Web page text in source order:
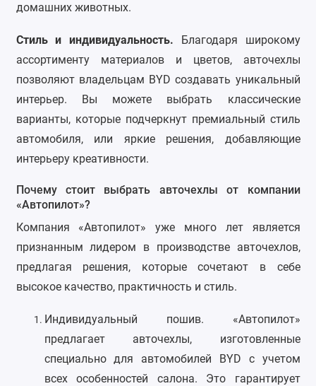
Iveco
JAC
Kaiyi
KIA
LADA
Land Rover
Lexus
Lifan
Mazda
Mercedes-Benz
Mini
домашних животных.
Стиль и индивидуальность. Благодаря широкому
ассортименту материалов и цветов, авточехлы
позволяют владельцам BYD создавать уникальный
интерьер. Вы можете выбрать классические
варианты, которые подчеркнут премиальный стиль
автомобиля, или яркие решения, добавляющие
интерьеру креативности.
Почему стоит выбрать авточехлы от компании
«Автопилот»?
Компания «Автопилот» уже много лет является
признанным лидером в производстве авточехлов,
предлагая решения, которые сочетают в себе
высокое качество, практичность и стиль.
Индивидуальный пошив.
«Автопилот»
предлагает авточехлы, изготовленные
специально для автомобилей BYD с учетом
всех особенностей салона. Это гарантирует